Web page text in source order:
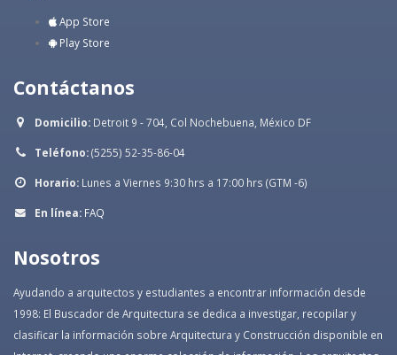
App Store
Play Store
Contáctanos
Domicilio: Detroit 9 - 704, Col Nochebuena, México DF
Teléfono:(5255) 52-35-86-04
Horario: Lunes a Viernes 9:30 hrs a 17:00 hrs (GTM -6)
En línea: FAQ
Nosotros
Ayudando a arquitectos y estudiantes a encontrar información desde
1998: El Buscador de Arquitectura se dedica a investigar, recopilar y
clasificar la información sobre Arquitectura y Construcción disponible en